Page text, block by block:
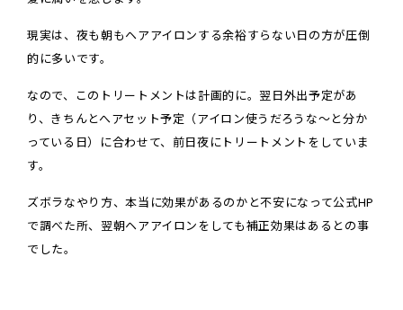
現実は、夜も朝もヘアアイロンする余裕すらない日の方が圧倒
的に多いです。
なので、このトリートメントは計画的に。翌日外出予定があ
り、きちんとへアセット予定（アイロン使うだろうな〜と分か
っている日）に合わせて、前日夜にトリートメントをしていま
す。
ズボラなやり方、本当に効果があるのかと不安になって公式HP
で調べた所、翌朝ヘアアイロンをしても補正効果はあるとの事
でした。